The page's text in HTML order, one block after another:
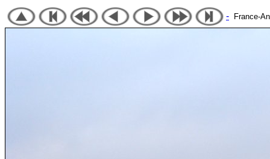
- France-